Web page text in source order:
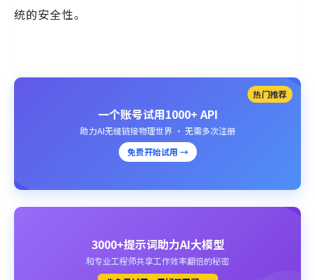
统的安全性。
热门推荐
一个账号试用1000+ API
助力AI无缝链接物理世界 · 无需多次注册
免费开始试用 →
3000+提示词助力AI大模型
和专业工程师共享工作效率翻倍的秘密